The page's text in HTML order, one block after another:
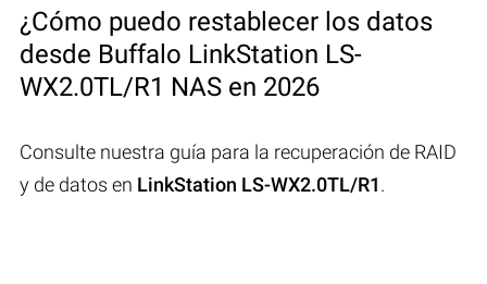
¿Cómo puedo restablecer los datos
desde Buffalo LinkStation LS-
WX2.0TL/R1 NAS en 2026
Consulte nuestra guía para la recuperación de RAID
y de datos en LinkStation LS-WX2.0TL/R1.